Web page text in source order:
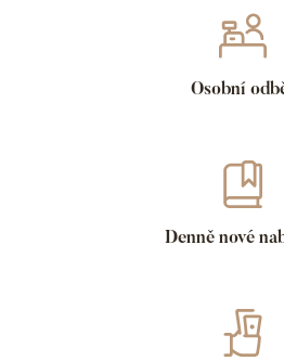
Osobní
Denně nové